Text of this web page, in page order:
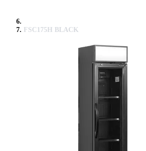
FSC175H BLACK